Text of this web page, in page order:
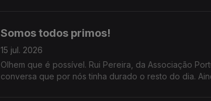
Somos todos primos!
15 jul. 2026
Olhem que é possível. Rui Pereira, da Associação
conversa que por nós tinha durado o resto do dia.